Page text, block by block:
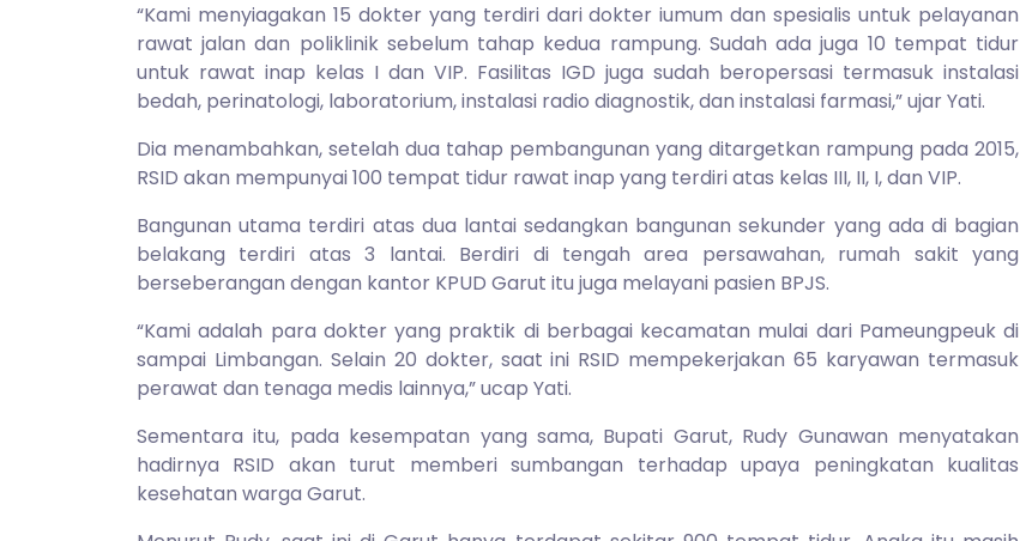
“Kami menyiagakan 15 dokter yang terdiri dari dokter iumum dan spesialis untuk pelayanan
rawat jalan dan poliklinik sebelum tahap kedua rampung. Sudah ada juga 10 tempat tidur
untuk rawat inap kelas I dan VIP. Fasilitas IGD juga sudah beropersasi termasuk instalasi
bedah, perinatologi, laboratorium, instalasi radio diagnostik, dan instalasi farmasi,” ujar Yati.
Dia menambahkan, setelah dua tahap pembangunan yang ditargetkan rampung pada 2015,
RSID akan mempunyai 100 tempat tidur rawat inap yang terdiri atas kelas III, II, I, dan VIP.
Bangunan utama terdiri atas dua lantai sedangkan bangunan sekunder yang ada di bagian
belakang terdiri atas 3 lantai. Berdiri di tengah area persawahan, rumah sakit yang
berseberangan dengan kantor KPUD Garut itu juga melayani pasien BPJS.
“Kami adalah para dokter yang praktik di berbagai kecamatan mulai dari Pameungpeuk di
sampai Limbangan. Selain 20 dokter, saat ini RSID mempekerjakan 65 karyawan termasuk
perawat dan tenaga medis lainnya,” ucap Yati.
Sementara itu, pada kesempatan yang sama, Bupati Garut, Rudy Gunawan menyatakan
hadirnya RSID akan turut memberi sumbangan terhadap upaya peningkatan kualitas
kesehatan warga Garut.